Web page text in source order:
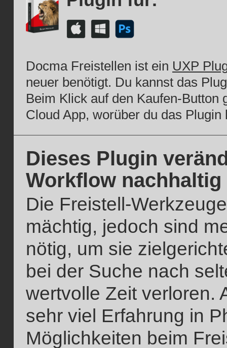
Docma Freistellen ist ein UXP
neuer benötigt. Du kannst das
Beim Klick auf den Kaufen-
Cloud App, worüber du das
Dieses Plugin
Workflow nachhaltig
Die Freistell-
mächtig, jedoch sind
nötig, um sie
bei der Suche nach
wertvolle Zeit verloren.
sehr viel Erfahrung in
Möglichkeiten beim